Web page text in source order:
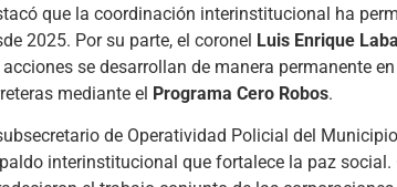
que la coordinación interinstitucional ha
2025. Por su parte, el coronel Luis Enrique
acciones se desarrollan de manera permanente
mediante el Programa Cero Robos.
de Operatividad Policial del
interinstitucional que fortalece la paz